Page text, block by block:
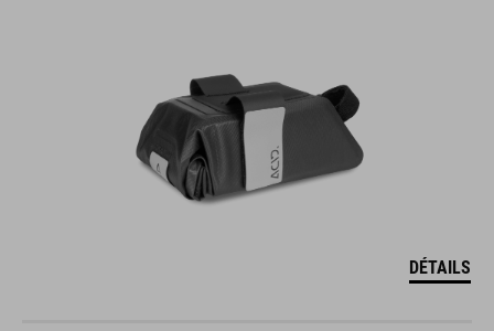
DÉTAILS